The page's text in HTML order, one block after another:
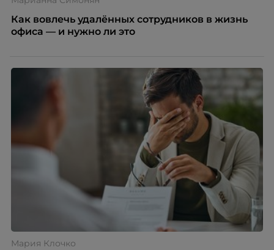
Как вовлечь удалённых сотрудников в жизнь
офиса — и нужно ли это
Мария Клочко